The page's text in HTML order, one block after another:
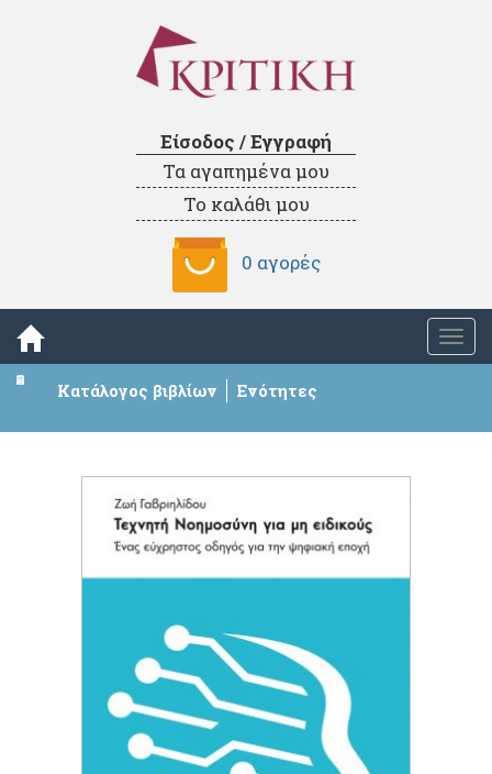
Είσοδος / Εγγραφή
Τα αγαπημένα μου
Το καλάθι μου
0 αγορές
Κατάλογος βιβλίων Ενότητες